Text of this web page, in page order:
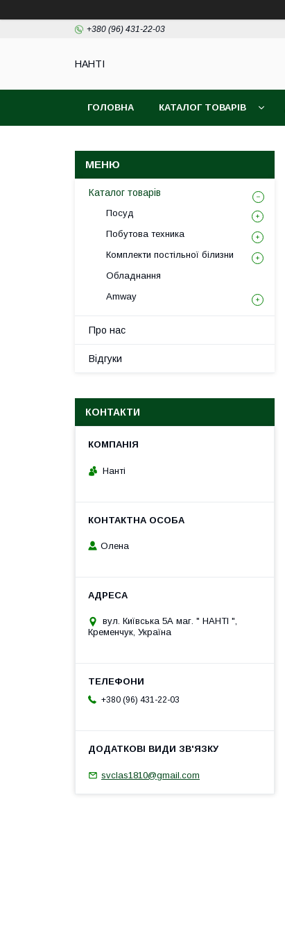
+380 (96) 431-22-03
НАНTI
ГОЛОВНА КАТАЛОГ ТОВАРІВ
Каталог товарів
Посуд
Побутова техника
Комплекти постільної білизни
Обладнання
Amway
Про нас
Відгуки
КОНТАКТИ
Нанті
Олена
вул. Київська 5А маг. " НАНТІ ",
Кременчук, Україна
+380 (96) 431-22-03
svclas1810@gmail.com